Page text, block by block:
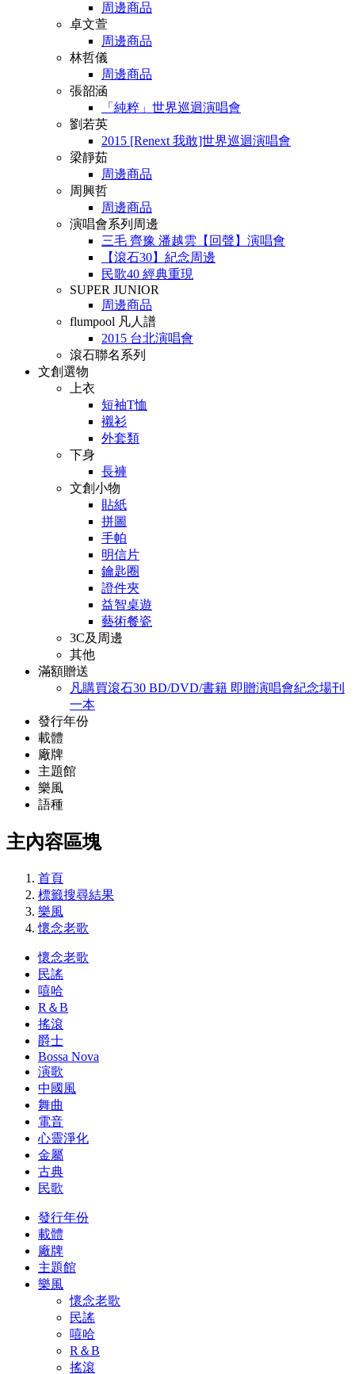
周邊商品
卓文萱
周邊商品
林哲儀
周邊商品
張韶涵
「純粹」世界巡迴演唱會
劉若英
2015 [Renext 我敢]世界巡迴演唱會
梁靜茹
周邊商品
周興哲
周邊商品
演唱會系列周邊
三毛 齊豫 潘越雲【回聲】演唱會
【滾石30】紀念周邊
民歌40 經典重現
SUPER JUNIOR
周邊商品
flumpool 凡人譜
2015 台北演唱會
滾石聯名系列
文創選物
上衣
短袖T恤
襯衫
外套類
下身
長褲
文創小物
貼紙
拼圖
手帕
明信片
鑰匙圈
證件夾
益智桌遊
藝術餐瓷
3C及周邊
其他
滿額贈送
凡購買滾石30 BD/DVD/書籍 即贈演唱會紀念場刊
一本
發行年份
載體
廠牌
主題館
樂風
語種
主內容區塊
首頁
標籤搜尋結果
樂風
懷念老歌
懷念老歌
民謠
嘻哈
R＆B
搖滾
爵士
Bossa Nova
演歌
中國風
舞曲
電音
心靈淨化
金屬
古典
民歌
發行年份
載體
廠牌
主題館
樂風
懷念老歌
民謠
嘻哈
R＆B
搖滾